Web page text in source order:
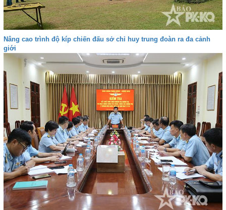
Nâng cao trình độ kíp chiến đấu sở chỉ huy trung đoàn ra đa cảnh
giới